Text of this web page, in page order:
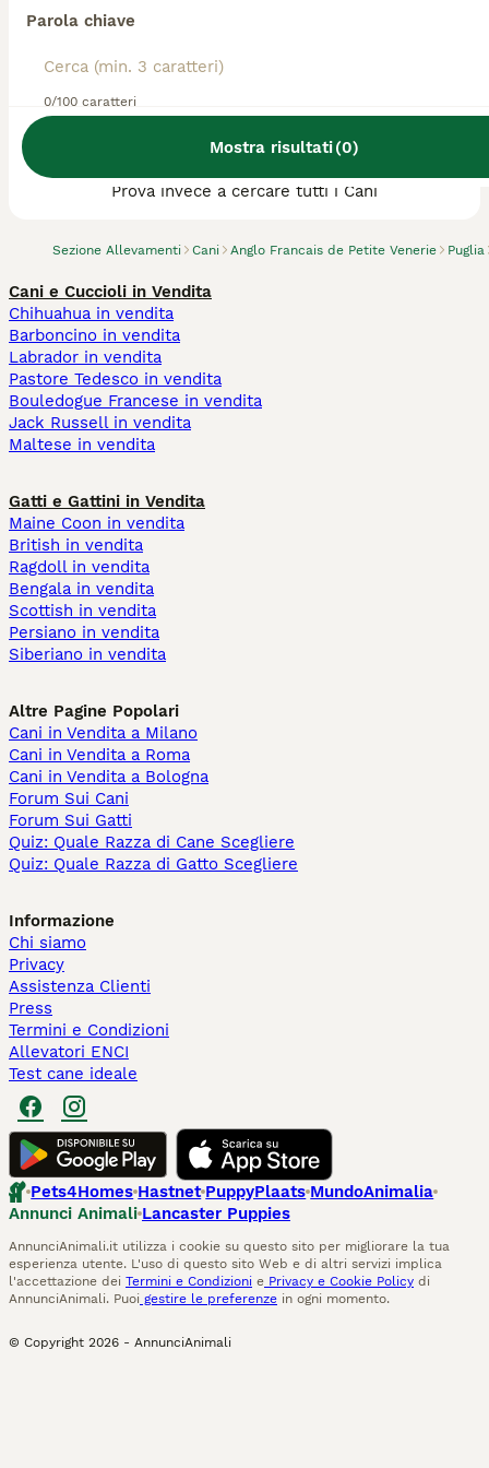
Parola chiave
0/100 caratteri
Mostra risultati(0)
Sezione Allevamenti Cani Anglo Francais de Petite Venerie Puglia
Abbiamo trovato 0 Allevamento di Anglo
Prova invece a cercare tutti i Cani
Cani e Cuccioli in Vendita
Chihuahua in vendita
Barboncino in vendita
Labrador in vendita
Pastore Tedesco in vendita
Bouledogue Francese in vendita
Jack Russell in vendita
Maltese in vendita
Gatti e Gattini in Vendita
Maine Coon in vendita
British in vendita
Ragdoll in vendita
Bengala in vendita
Scottish in vendita
Persiano in vendita
Siberiano in vendita
Altre Pagine Popolari
Cani in Vendita a Milano
Cani in Vendita a Roma
Cani in Vendita a Bologna
Forum Sui Cani
Forum Sui Gatti
Quiz: Quale Razza di Cane Scegliere
Quiz: Quale Razza di Gatto Scegliere
Informazione
Chi siamo
Privacy
Assistenza Clienti
Press
Termini e Condizioni
Allevatori ENCI
Test cane ideale
Pets4Homes Hastnet PuppyPlaats MundoAnimalia
Annunci Animali Lancaster Puppies
AnnunciAnimali.it utilizza i cookie su questo sito per migliorare la tua
esperienza utente. L'uso di questo sito Web e di altri servizi implica
l'accettazione dei Termini e Condizioni e Privacy e Cookie Policy di
AnnunciAnimali. Puoi gestire le preferenze in ogni momento.
© Copyright 2026 - AnnunciAnimali